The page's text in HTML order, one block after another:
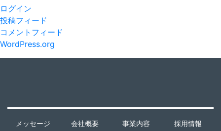
ログイン
投稿フィード
コメントフィード
WordPress.org
メッセージ 会社概要 事業内容 採用情報